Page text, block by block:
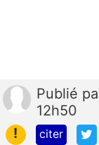
Publié
12h50
!
citer